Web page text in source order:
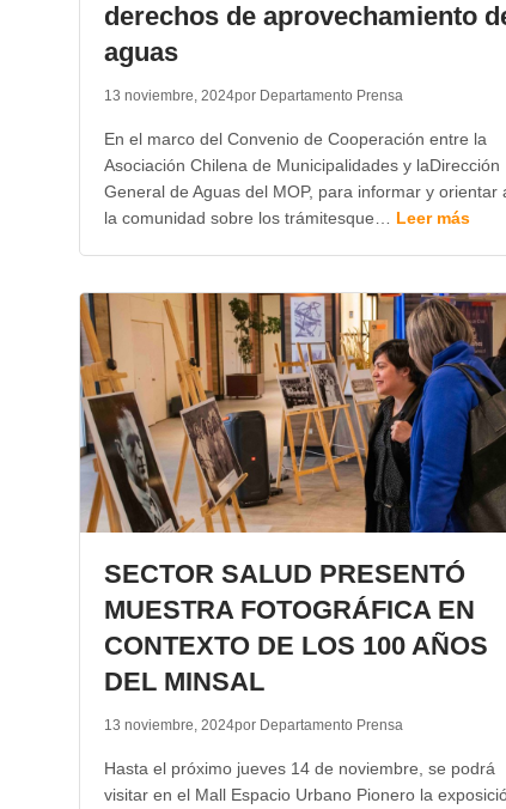
derechos de aprovechamiento
aguas
13 noviembre, 2024por Departamento Prensa
En el marco del Convenio de Cooperación entre la
Asociación Chilena de Municipalidades y laDirección
General de Aguas del MOP, para informar y orientar
la comunidad sobre los trámitesque… Leer más
SECTOR SALUD PRESENTÓ
MUESTRA FOTOGRÁFICA EN
CONTEXTO DE LOS 100 AÑOS
DEL MINSAL
13 noviembre, 2024por Departamento Prensa
Hasta el próximo jueves 14 de noviembre, se podrá
visitar en el Mall Espacio Urbano Pionero la